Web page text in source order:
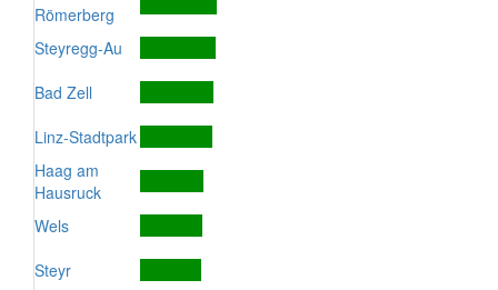
Römerberg
Steyregg-Au
Bad Zell
Linz-Stadtpark
Haag am
Hausruck
Wels
Steyr